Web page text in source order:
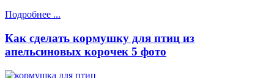
Подробнее ...
Как сделать кормушку для птиц из
апельсиновых корочек 5 фото